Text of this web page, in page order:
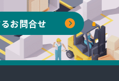
お問合せ